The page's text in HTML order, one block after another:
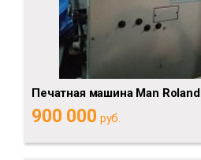
Печатная машина Man
900 000 руб.